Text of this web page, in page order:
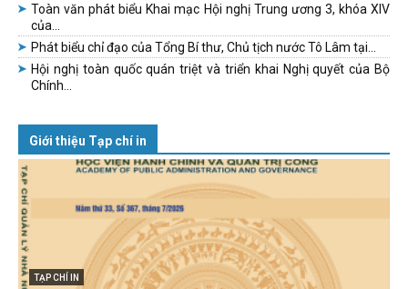
Toàn văn phát biểu Khai mạc Hội nghị Trung ương 3, khóa XIV
của...
Phát biểu chỉ đạo của Tổng Bí thư, Chủ tịch nước Tô Lâm tại...
Hội nghị toàn quốc quán triệt và triển khai Nghị quyết của Bộ
Chính...
Giới thiệu Tạp chí in
TẠP CHÍ IN